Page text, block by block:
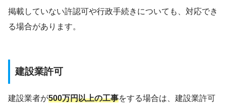
掲載していない許認可や行政手続きについても、対応でき
る場合があります。
建設業許可
建設業者が500万円以上の工事をする場合は、建設業許可